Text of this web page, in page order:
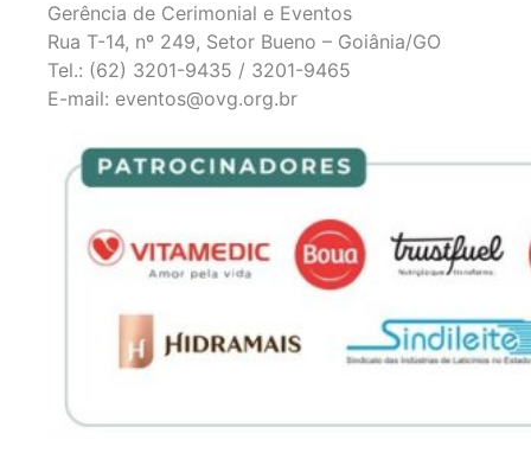
Gerência de Cerimonial e Eventos
Rua T-14, nº 249, Setor Bueno – Goiânia/GO
Tel.: (62) 3201-9435 / 3201-9465
E-mail: eventos@ovg.org.br